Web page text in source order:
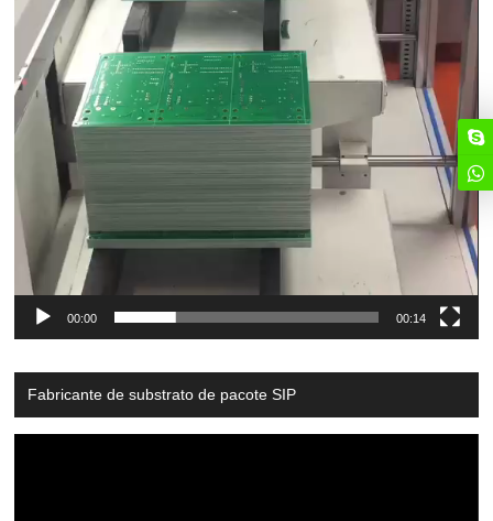
00:00 00:14
Fabricante de substrato de pacote SIP